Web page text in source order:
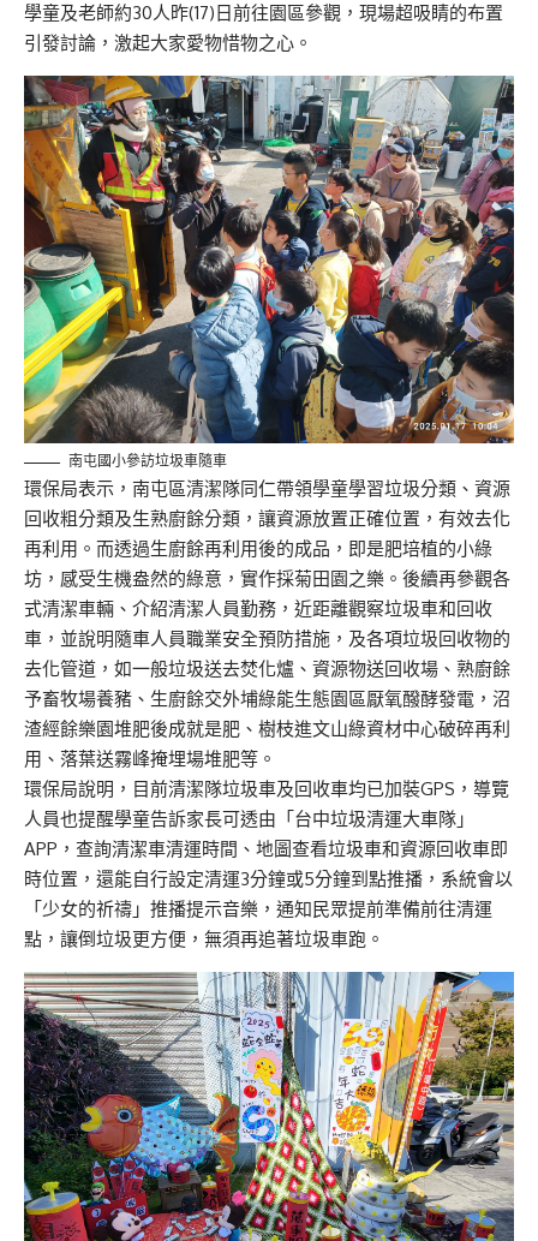
學童及老師約30人昨(17)日前往園區參觀，現場超吸睛的布置
引發討論，激起大家愛物惜物之心。
南屯國小參訪垃圾車隨車
環保局表示，南屯區清潔隊同仁帶領學童學習垃圾分類、資源
回收粗分類及生熟廚餘分類，讓資源放置正確位置，有效去化
再利用。而透過生廚餘再利用後的成品，即是肥培植的小綠
坊，感受生機盎然的綠意，實作採菊田園之樂。後續再參觀各
式清潔車輛、介紹清潔人員勤務，近距離觀察垃圾車和回收
車，並說明隨車人員職業安全預防措施，及各項垃圾回收物的
去化管道，如一般垃圾送去焚化爐、資源物送回收場、熟廚餘
予畜牧場養豬、生廚餘交外埔綠能生態園區厭氧醱酵發電，沼
渣經餘樂園堆肥後成就是肥、樹枝進文山綠資材中心破碎再利
用、落葉送霧峰掩埋場堆肥等。
環保局說明，目前清潔隊垃圾車及回收車均已加裝GPS，導覽
人員也提醒學童告訴家長可透由「台中垃圾清運大車隊」
APP，查詢清潔車清運時間、地圖查看垃圾車和資源回收車即
時位置，還能自行設定清運3分鐘或5分鐘到點推播，系統會以
「少女的祈禱」推播提示音樂，通知民眾提前準備前往清運
點，讓倒垃圾更方便，無須再追著垃圾車跑。